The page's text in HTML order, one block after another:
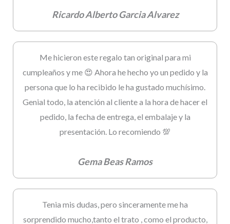
Ricardo Alberto Garcia Alvarez
Me hicieron este regalo tan original para mi
cumpleaños y me 😍 Ahora he hecho yo un pedido y la
persona que lo ha recibido le ha gustado muchísimo.
Genial todo, la atención al cliente a la hora de hacer el
pedido, la fecha de entrega, el embalaje y la
presentación. Lo recomiendo 💯
Gema Beas Ramos
Tenia mis dudas, pero sinceramente me ha
sorprendido mucho,tanto el trato , como el producto,